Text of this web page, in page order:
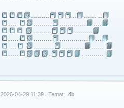
📒📒📒📗………📕📕📕..📘…… ..📘
📒…. 📒📗………📕………….📘….📘
📒📒📒 📗………📕📕📕………📘
📒…..📒📗………📕…………..📘…📘
📒 …📒 📗……….📕………..📘…… 📘
📒…..📒📗📗📗.📕📕📕📘. ……… 📘
2026-04-29 11:39 | Temat: 4b